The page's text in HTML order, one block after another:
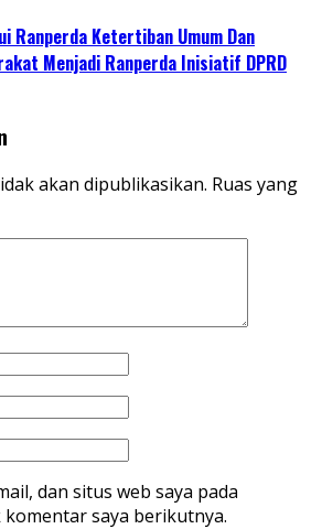
Ranperda Ketertiban Umum Dan
Menjadi Ranperda Inisiatif DPRD
akan dipublikasikan. Ruas yang
dan situs web saya pada
saya berikutnya.